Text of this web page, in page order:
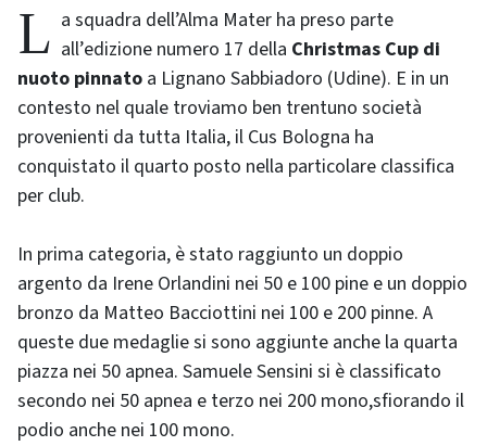
La squadra dell’Alma Mater ha preso parte all’edizione numero 17 della Christmas Cup di
nuoto pinnato a Lignano Sabbiadoro (Udine). E in un
contesto nel quale troviamo ben trentuno società
provenienti da tutta Italia, il Cus Bologna ha
conquistato il quarto posto nella particolare classifica
per club.
In prima categoria, è stato raggiunto un doppio
argento da Irene Orlandini nei 50 e 100 pine e un doppio
bronzo da Matteo Bacciottini nei 100 e 200 pinne. A
queste due medaglie si sono aggiunte anche la quarta
piazza nei 50 apnea. Samuele Sensini si è classificato
secondo nei 50 apnea e terzo nei 200 mono,sfiorando il
podio anche nei 100 mono.